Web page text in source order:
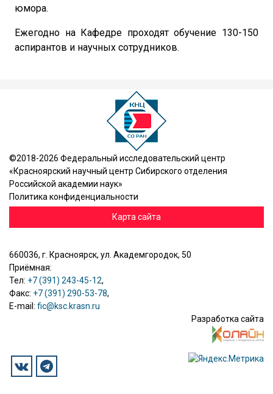
юмора.
Ежегодно на Кафедре проходят обучение 130-150
аспирантов и научных сотрудников.
©2018-2026 Федеральный исследовательский центр
«Красноярский научный центр Сибирского отделения
Российской академии наук»
Политика конфиденциальности
Карта сайта
660036, г. Красноярск, ул. Академгородок, 50
Приёмная:
Тел: +7 (391) 243-45-12,
Факс: +7 (391) 290-53-78,
E-mail: fic@ksc.krasn.ru
Разработка сайта